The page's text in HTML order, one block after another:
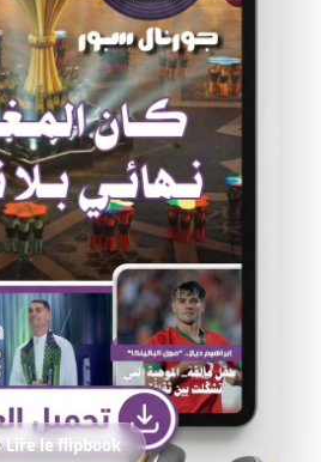
Lire le flipbook